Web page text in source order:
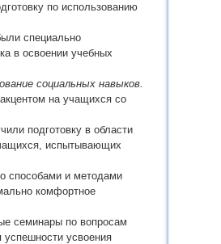
по использованию
специально
в освоении учебных
социальных навыков.
на учащихся со
подготовку в области
испытывающих
способами и методами
комфортное
семинары по вопросам
успешности усвоения